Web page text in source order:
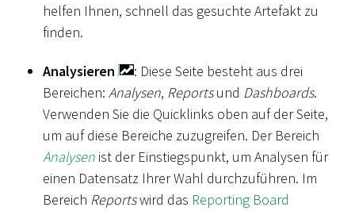
helfen Ihnen, schnell das gesuchte Artefakt zu
finden.
Analysieren
: Diese Seite besteht aus drei
Bereichen: Analysen, Reportsund Dashboards.
Verwenden Sie die Quicklinks oben auf der Seite,
um auf diese Bereiche zuzugreifen. Der Bereich
Analysen ist der Einstiegspunkt, um Analysen für
einen Datensatz Ihrer Wahl durchzuführen. Im
Bereich Reportswird das Reporting Board